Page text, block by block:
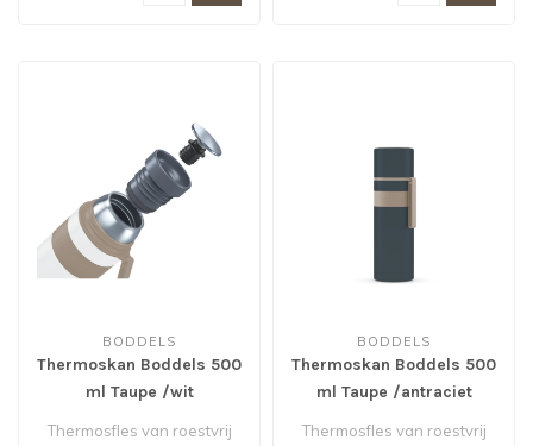
BODDELS
Thermoskan Boddels 500
ml Taupe /wit
Thermosfles van roestvrij
BODDELS
Thermoskan Boddels 500
ml Taupe /antraciet
Thermosfles van roestvrij